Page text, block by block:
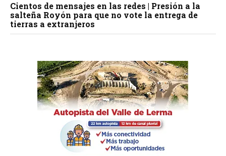
Cientos de mensajes en las redes | Presión a la
salteña Royón para que no vote la entrega de
tierras a extranjeros